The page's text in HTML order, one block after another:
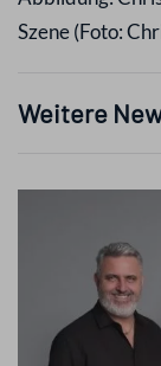
Szene (Foto:
Weitere